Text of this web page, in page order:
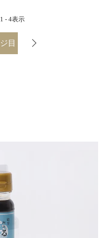
1 - 4表示
目